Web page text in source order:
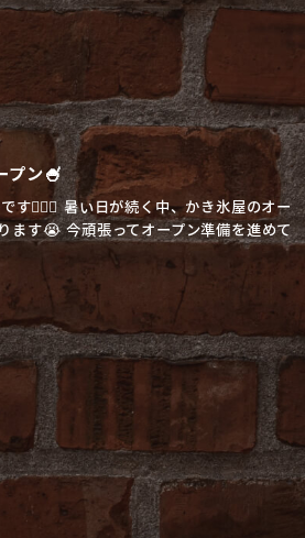
プン🍧
🧔🏻‍♂️ 暑い日が続く中、かき氷屋のオー
ます😭 今頑張ってオープン準備を進めて